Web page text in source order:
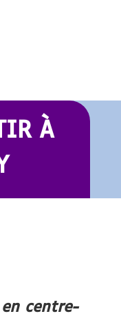
À
centre-